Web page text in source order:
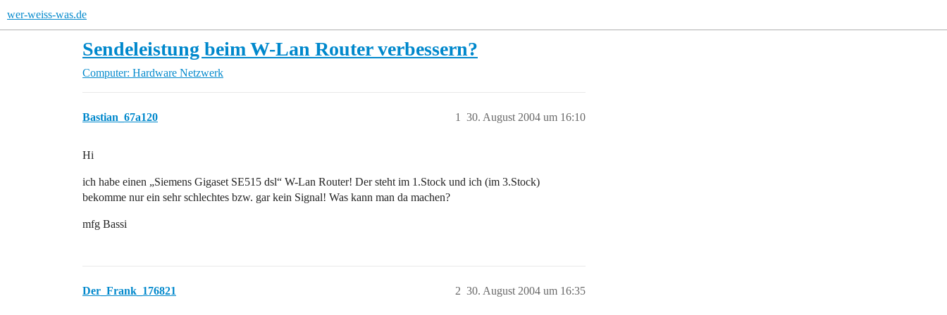
wer-weiss-was.de
Sendeleistung beim W-Lan Router verbessern?
Computer: Hardware Netzwerk
Bastian_67a120 30. August 2004 um 16:10
1
Hi
ich habe einen „Siemens Gigaset SE515 dsl“ W-Lan Router! Der steht im 1.Stock und ich (im 3.Stock)
bekomme nur ein sehr schlechtes bzw. gar kein Signal! Was kann man da machen?
mfg Bassi
Der_Frank_176821 30. August 2004 um 16:35
2